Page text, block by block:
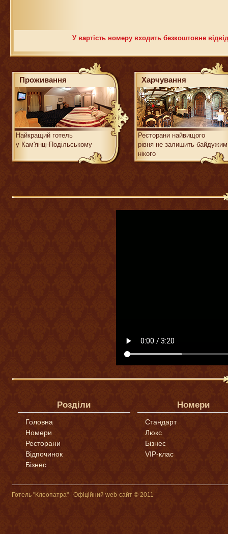
У вартість номеру входить безкоштовне
Проживання
Найкращий готель
у Кам'янці-Подільському
Харчування
Ресторани найвищого
рівня не залишить байдужим
нікого
Розділи
Головна
Номери
Ресторани
Відпочинок
Бізнес
Номери
Стандарт
Люкс
Бізнес
VIP-клас
Готель "Клеопатра" | Офіційний web-сайт © 2011